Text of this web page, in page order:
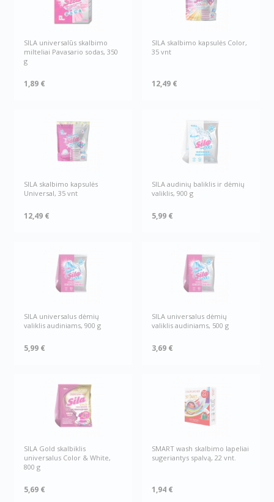
SILA universalūs skalbimo
milteliai Pavasario sodas, 350
g
1,89 €
SILA skalbimo kapsulės Color,
35 vnt
12,49 €
SILA skalbimo kapsulės
Universal, 35 vnt
12,49 €
SILA audinių baliklis ir dėmių
valiklis, 900 g
5,99 €
SILA universalus dėmių
valiklis audiniams, 900 g
5,99 €
SILA universalus dėmių
valiklis audiniams, 500 g
3,69 €
SILA Gold skalbiklis
universalus Color & White,
800 g
5,69 €
SMART wash skalbimo lapeliai
sugeriantys spalvą, 22 vnt.
1,94 €